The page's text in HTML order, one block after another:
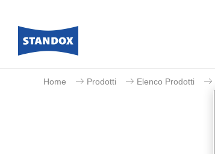
Home Prodotti Elenco Prodotti